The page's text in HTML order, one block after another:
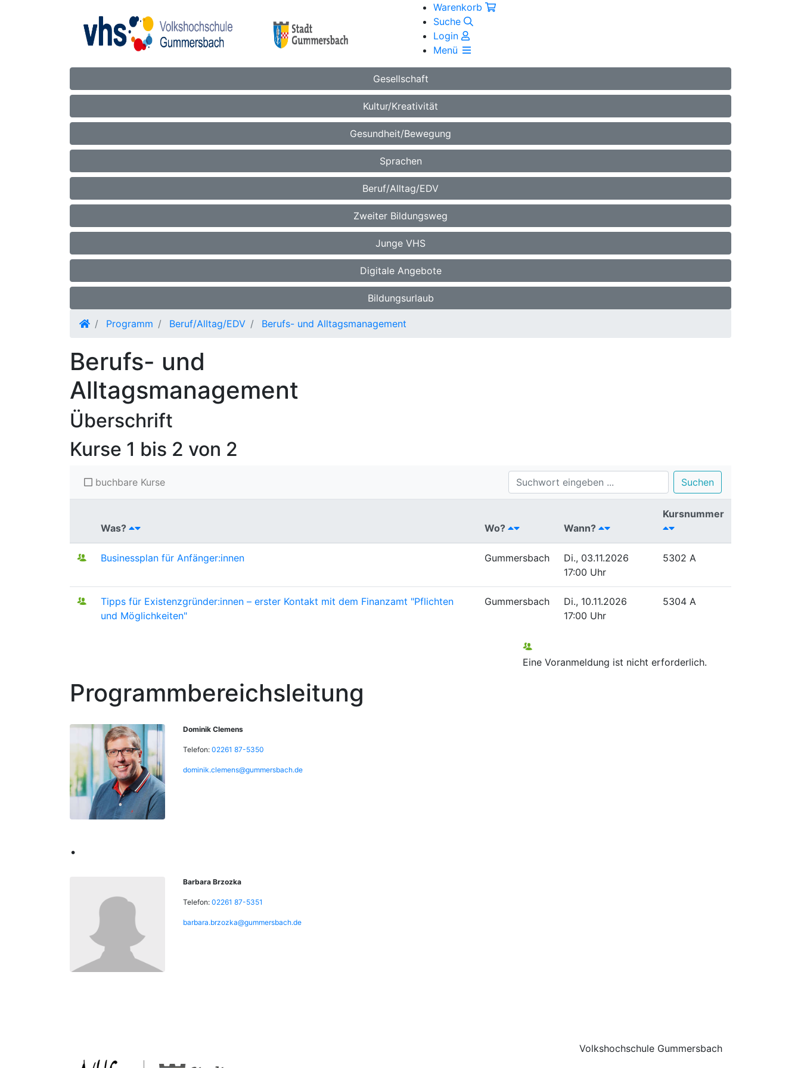
Warenkorb
Suche
Login
Menü
Gesellschaft
Kultur/Kreativität
Gesundheit/Bewegung
Sprachen
Beruf/Alltag/EDV
Zweiter Bildungsweg
Junge VHS
Digitale Angebote
Bildungsurlaub
Programm Beruf/Alltag/EDV Berufs- und Alltagsmanagement
Berufs- und
Alltagsmanagement
Überschrift
Kurse 1 bis 2 von 2
buchbare Kurse Suchen
Was? Wo? Wann?
Kursnummer
Businessplan für Anfänger:innen Gummersbach
Di., 03.11.2026
17:00 Uhr
5302 A
Tipps für Existenzgründer:innen – erster Kontakt mit dem Finanzamt "Pflichten
und Möglichkeiten"
Gummersbach
Di., 10.11.2026
17:00 Uhr
5304 A
Eine Voranmeldung ist nicht erforderlich.
Programmbereichsleitung
Dominik Clemens
Telefon: 02261 87-5350
dominik.clemens@gummersbach.de
.
Barbara Brzozka
Telefon: 02261 87-5351
barbara.brzozka@gummersbach.de
Volkshochschule Gummersbach